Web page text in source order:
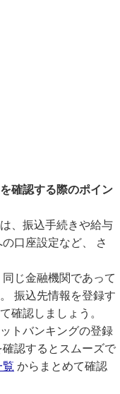
確認する際のポイン
、振込手続きや給与
口座設定など、 さ
じ金融機関であって
振込先情報を登録す
確認しましょう。
トバンキングの登録
認するとスムーズで
覧 からまとめて確認